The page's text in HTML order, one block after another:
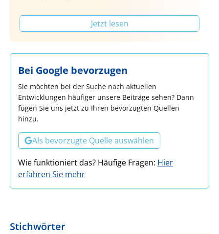
Jetzt lesen
Bei Google bevorzugen
Sie möchten bei der Suche nach aktuellen
Entwicklungen häufiger unsere Beiträge sehen? Dann
fügen Sie uns jetzt zu Ihren bevorzugten Quellen
hinzu.
Als bevorzugte Quelle auswählen
Wie funktioniert das? Häufige Fragen: Hier
erfahren Sie mehr
Stichwörter